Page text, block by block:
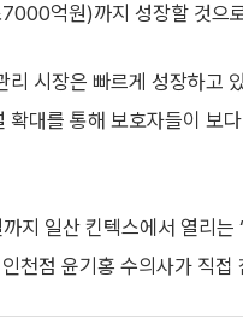
억원)까지 성장할 것으
리 시장은 빠르게 성장하고
확대를 통해 보호자들이 보
지 일산 킨텍스에서 열리는
천점 윤기홍 수의사가 직